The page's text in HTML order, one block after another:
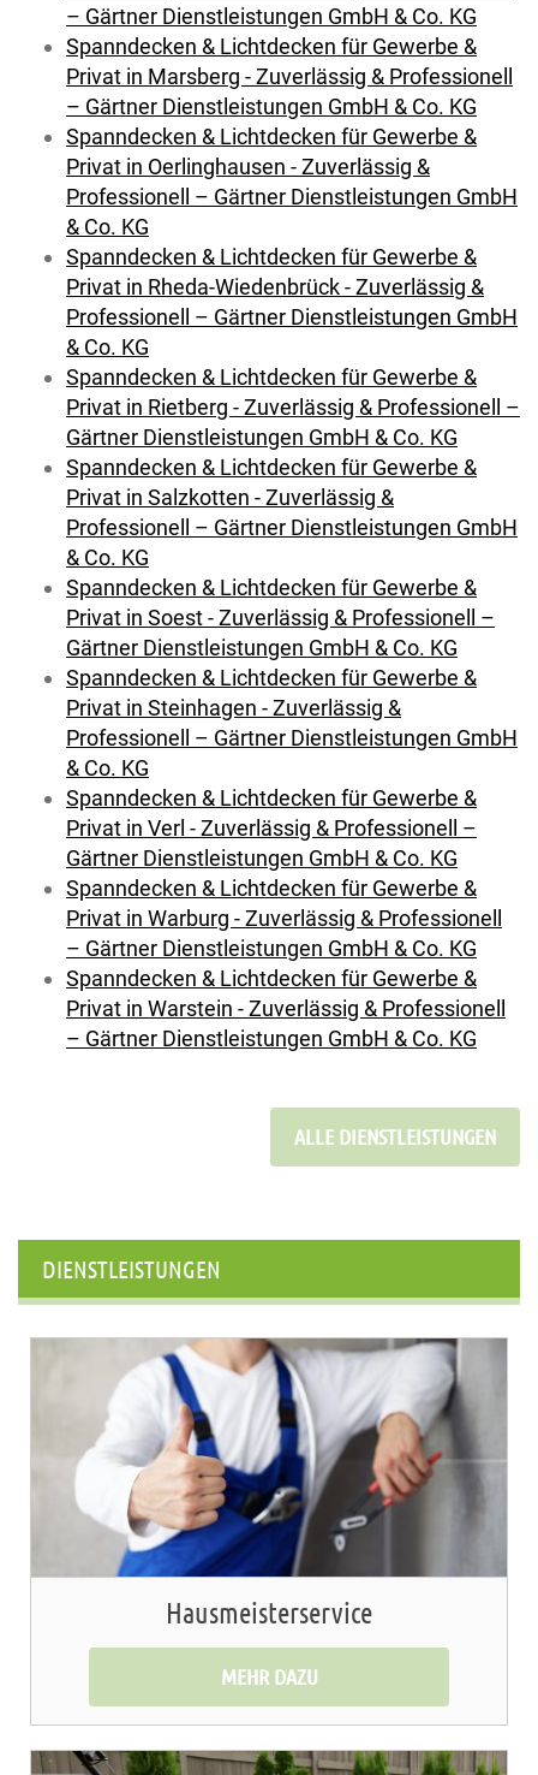
– Gärtner Dienstleistungen GmbH & Co. KG
Spanndecken & Lichtdecken für Gewerbe &
Privat in Marsberg - Zuverlässig & Professionell
– Gärtner Dienstleistungen GmbH & Co. KG
Spanndecken & Lichtdecken für Gewerbe &
Privat in Oerlinghausen - Zuverlässig &
Professionell – Gärtner Dienstleistungen GmbH
& Co. KG
Spanndecken & Lichtdecken für Gewerbe &
Privat in Rheda-Wiedenbrück - Zuverlässig &
Professionell – Gärtner Dienstleistungen GmbH
& Co. KG
Spanndecken & Lichtdecken für Gewerbe &
Privat in Rietberg - Zuverlässig & Professionell –
Gärtner Dienstleistungen GmbH & Co. KG
Spanndecken & Lichtdecken für Gewerbe &
Privat in Salzkotten - Zuverlässig &
Professionell – Gärtner Dienstleistungen GmbH
& Co. KG
Spanndecken & Lichtdecken für Gewerbe &
Privat in Soest - Zuverlässig & Professionell –
Gärtner Dienstleistungen GmbH & Co. KG
Spanndecken & Lichtdecken für Gewerbe &
Privat in Steinhagen - Zuverlässig &
Professionell – Gärtner Dienstleistungen GmbH
& Co. KG
Spanndecken & Lichtdecken für Gewerbe &
Privat in Verl - Zuverlässig & Professionell –
Gärtner Dienstleistungen GmbH & Co. KG
Spanndecken & Lichtdecken für Gewerbe &
Privat in Warburg - Zuverlässig & Professionell
– Gärtner Dienstleistungen GmbH & Co. KG
Spanndecken & Lichtdecken für Gewerbe &
Privat in Warstein - Zuverlässig & Professionell
– Gärtner Dienstleistungen GmbH & Co. KG
ALLE DIENSTLEISTUNGEN
DIENSTLEISTUNGEN
Hausmeisterservice
MEHR DAZU